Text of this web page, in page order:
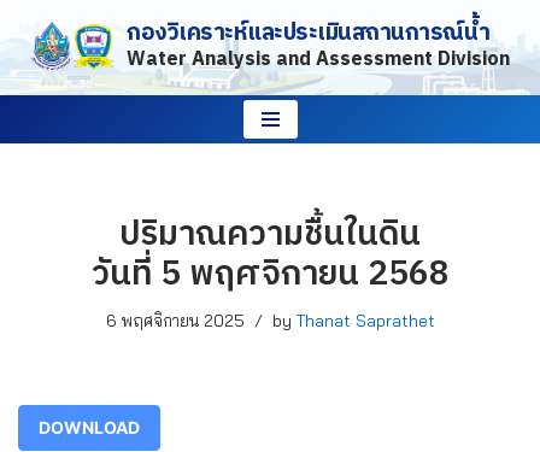
Skip
to
กองวิเคราะห์และประเมินสถานการณ์น้ำ
Water Analysis and Assessment Division
ปริมาณความชื้นในดิน
วันที่ 5 พฤศจิกายน 2568
6 พฤศจิกายน 2025 by Thanat Saprathet
DOWNLOAD